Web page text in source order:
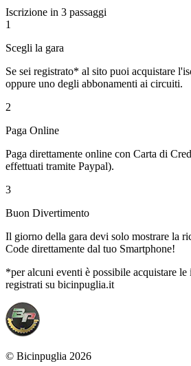
Iscrizione in 3 passaggi
1
Scegli la gara
Se sei registrato* al sito puoi acquistare
oppure uno degli abbonamenti ai circuiti.
2
Paga Online
Paga direttamente online con Carta di
effettuati tramite Paypal).
3
Buon Divertimento
Il giorno della gara devi solo mostrare la
Code direttamente dal tuo Smartphone!
*per alcuni eventi è possibile acquistare le
registrati su bicinpuglia.it
© Bicinpuglia 2026